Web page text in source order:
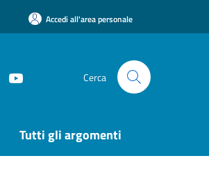
Accedi all'area personale
Cerca
Tutti gli argomenti